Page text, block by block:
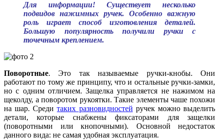
Для информации! Существует несколько
подвидов нажимных ручек. Особенно важную
роль играет способ изготовления деталей.
Большую популярность получили ручки с
точечным креплением.
Поворотные. Это так называемые ручки-кнобы. Они
работают по тому же принципу, что и остальные ручки-замки,
но с одним отличием. Защелка управляется не нажимом на
щеколду, а поворотом рукоятки. Такие элементы чаше похожи
на шар. Средитаких разновидностей ручек можно выделить
детали, которые снабжены фиксаторами для защелки
(поворотными или кнопочными). Основной недостаток
данного вида: не самая удобная эксплуатация.